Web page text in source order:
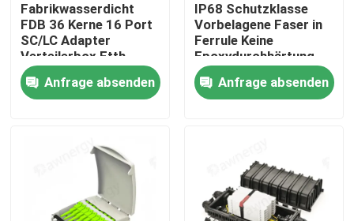
Haus
Fabrikwasserdicht
FDB 36 Kerne 16 Port
SC/LC Adapter
Verteilerbox Ftth
Anfrage absenden
IP68 Schutzklasse
Vorbelagene Faser in
Ferrule Keine
Epoxydurchhärtung
und Polierung mit PC-
ABS-Gehäuse
Anfrage absenden